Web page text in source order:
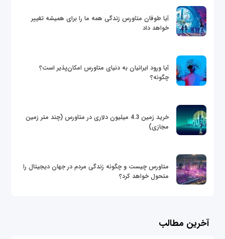
آیا طوفان متاورس زندگی همه ما را برای همیشه تغییر
خواهد داد
آیا ورود ایرانیان به دنیای متاورس امکان‌پذیر است؟
چگونه؟
خرید زمین 4.3 میلیون دلاری در متاورس (چند متر زمین
مجازی)
متاورس چیست و چگونه زندگی مردم در جهان دیجیتال را
متحول خواهد کرد؟
آخرین مطالب